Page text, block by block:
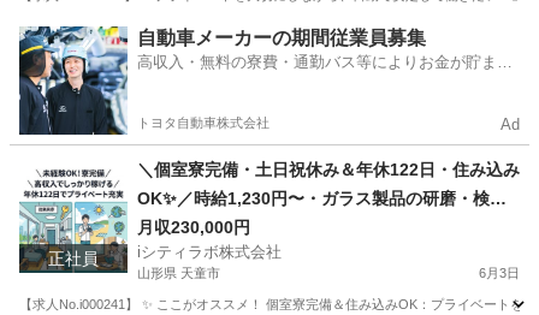
滋賀 草津市 その他
自動車メーカーの期間従業員募集
高収入・無料の寮費・通勤バス等によりお金が貯まり
トヨタ自動車株式会社 Ad
正社員
＼個室寮完備・土日祝休み＆年休122日・住み込み
OK✨／時給1,230円〜・ガラス製品の研磨・検査
スタッフ募集！
月収230,000円
iシティラボ株式会社
山形県 天童市 6月3日
【求人No.i000241】 ✨ ここがオススメ！ 個室寮完備＆住み込みOK：プライベート